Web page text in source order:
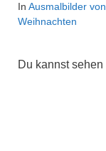
In Ausmalbilder von
Weihnachten
Du kannst sehen